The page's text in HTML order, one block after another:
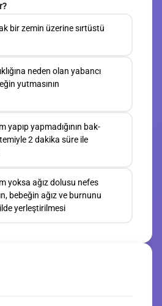
bir zemin üzerine sırtüstü
neden olan yabancı
yutmasının
yapıp yapmadığının bak-
2 dakika süre ile
yoksa ağız dolusu nefes
bebeğin ağız ve burnunu
yerleştirilmesi